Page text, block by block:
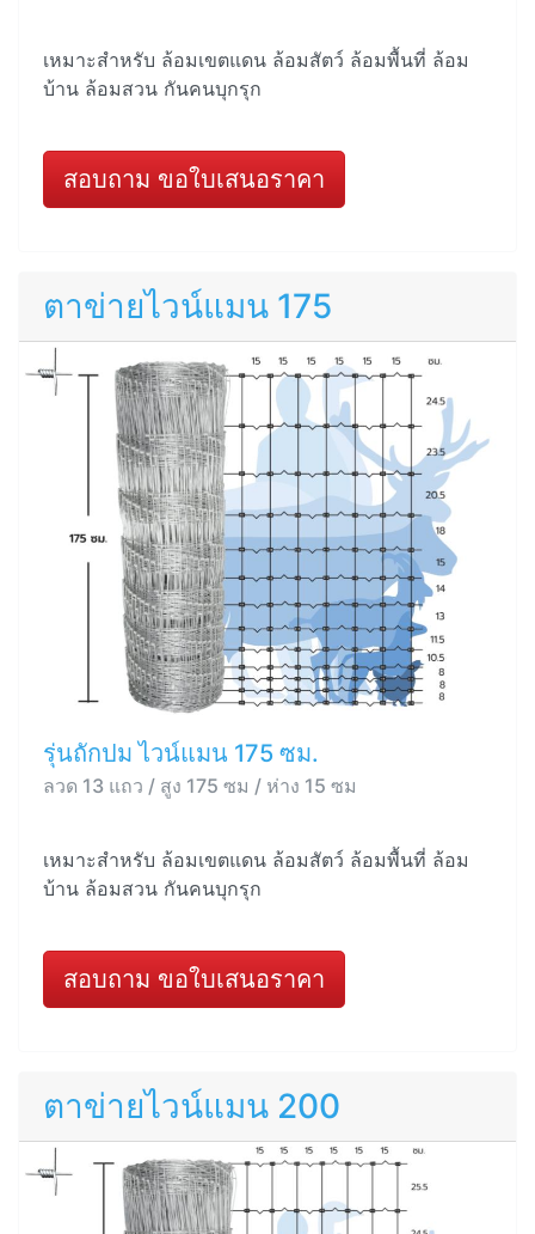
เหมาะสำหรับ ล้อมเขตแดน ล้อมสัตว์ ล้อมพื้นที่ ล้อม
บ้าน ล้อมสวน กันคนบุกรุก
สอบถาม ขอใบเสนอราคา
ตาข่ายไวน์แมน 175
รุ่นถักปม ไวน์แมน 175 ซม.
ลวด 13 แถว / สูง 175 ซม / ห่าง 15 ซม
เหมาะสำหรับ ล้อมเขตแดน ล้อมสัตว์ ล้อมพื้นที่ ล้อม
บ้าน ล้อมสวน กันคนบุกรุก
สอบถาม ขอใบเสนอราคา
ตาข่ายไวน์แมน 200